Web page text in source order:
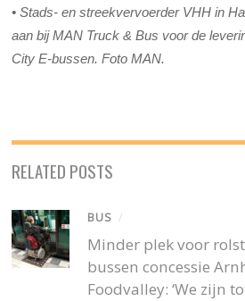
•Stads- en streekvervoerder VHH in
aan bij MAN Truck & Bus voor de
City E-bussen. Foto MAN.
RELATED POSTS
BUS /
Minder plek voor
bussen concessie
Foodvalley: ‘We zijn